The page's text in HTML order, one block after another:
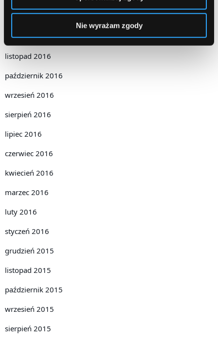
Nie wyrażam zgody
styczeń 2017
grudzień 2016
listopad 2016
październik 2016
wrzesień 2016
sierpień 2016
lipiec 2016
czerwiec 2016
kwiecień 2016
marzec 2016
luty 2016
styczeń 2016
grudzień 2015
listopad 2015
październik 2015
wrzesień 2015
sierpień 2015